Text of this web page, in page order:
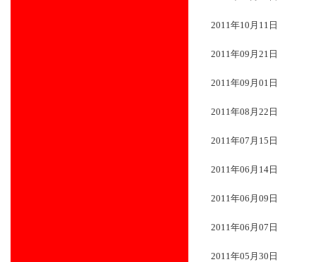
2011年10月11日
2011年09月21日
2011年09月01日
2011年08月22日
2011年07月15日
2011年06月14日
2011年06月09日
2011年06月07日
2011年05月30日